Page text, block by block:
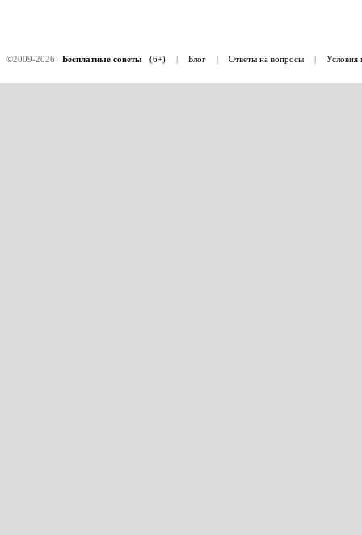
©2009-2026 Бесплатные советы(6+) | Блог | Ответы на вопросы | Условия